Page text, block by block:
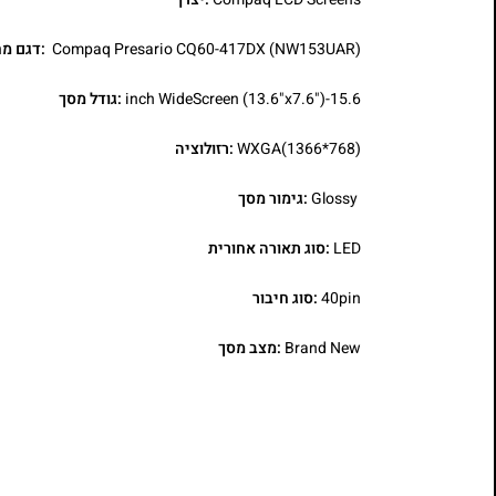
Compaq Presario CQ60-417DX (NW153UAR) :דגם
15.6-inch WideScreen (13.6"x7.6") :גודל מסך
WXGA(1366*768):רזולוציה
Glossy:גימור מסך
LED :סוג תאורה אחורית
40pin:סוג חיבור
Brand New :מצב מסך